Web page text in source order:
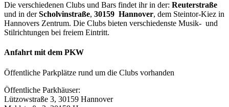
Die verschiedenen Clubs und Bars findet ihr in der: Reuterstraße
und in derScholvinstraße, 30159 Hannover, dem Steintor-Kiez in
Hannovers Zentrum. Die Clubs bieten verschiedenste Musik- und
Stilrichtungen bei freiem Eintritt.
Anfahrt mit dem PKW
Öffentliche Parkplätze rund um die Clubs vorhanden
Öffentliche Parkhäuser:
Lützowstraße 3, 30159 Hannover